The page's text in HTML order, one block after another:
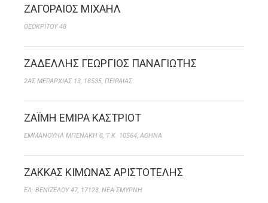
ΖΑΓΟΡΑΙΟΣ ΜΙΧΑΗΛ
ΘΕΟΚΡΙΤΟΥ 48
ΖΑΔΕΛΛΗΣ ΓΕΩΡΓΙΟΣ ΠΑΝΑΓΙΩΤΗΣ
2ΑΣ ΜΕΡΑΡΧΙΑΣ 13, 18535, ΠΕΙΡΑΙΑΣ
ΖΑΪΜH ΕΜΙΡΑ ΚΑΣΤΡΙΟΤ
ΕΜΜΑΝΟΥΗΛ ΜΠΕΝΑΚΗ 8, Τ.Κ. 10564, ΑΘΗΝΑ
ΖΑΚΚΑΣ ΚΙΜΩΝΑΣ ΑΡΙΣΤΟΤΕΛΗΣ
ΕΛ. ΒΕΝΙΖΕΛΟΥ 47, 17123, ΝΕΑ ΣΜΥΡΝΗ